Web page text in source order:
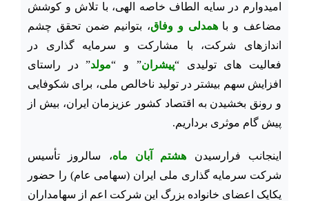
امیدوارم در سایه الطاف خاصه الهی، با تلاش و کوشش
مضاعف و باهمدلی و وفاق، بتوانیم ضمن تحقق چشم
اندازهای شرکت، با مشارکت و سرمایه ­گذاری در
فعالیت­ های تولیدی “پیشران” و “مولد” در راستای
افزایش سهم بیشتر در تولید ناخالص ملی، برای شکوفایی
و رونق بخشیدن به اقتصاد کشور عزیزمان ایران، بیش از
پیش گام موثری برداریم.
اینجانب فرارسیدن هشتم آبان ماه، سالروز تأسیس
شرکت سرمایه گذاری ملی ایران (سهامی عام) را حضور
یکایک اعضای خانواده بزرگ این شرکت اعم از سهامداران